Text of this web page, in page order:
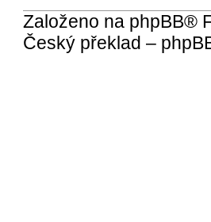
Založeno na phpBB®
Český překlad –